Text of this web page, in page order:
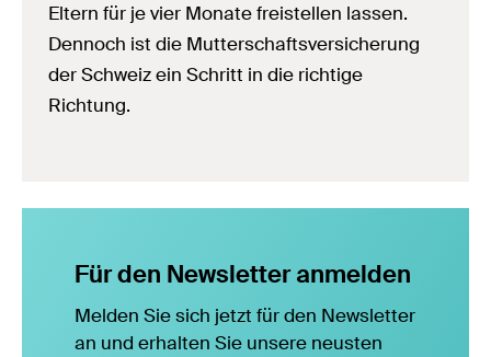
Eltern für je vier Monate freistellen lassen.
Dennoch ist die Mutterschaftsversicherung
der Schweiz ein Schritt in die richtige
Richtung.
Für den Newsletter anmelden
Melden Sie sich jetzt für den Newsletter
an und erhalten Sie unsere neusten